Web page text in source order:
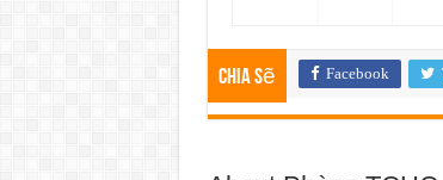
Chia sẽ Facebook